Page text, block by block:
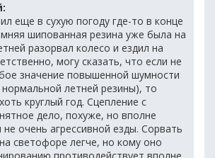
еще в сухую погоду где-то в конце
шипованная резина уже была на
разорвал колесо и ездил на
могу сказать, что если не
значение повышенной шумности
летней резины), то
круглый год. Сцепление с
дело, похуже, но вполне
очень агрессивной езды. Сорвать
светофоре легче, но кому оно